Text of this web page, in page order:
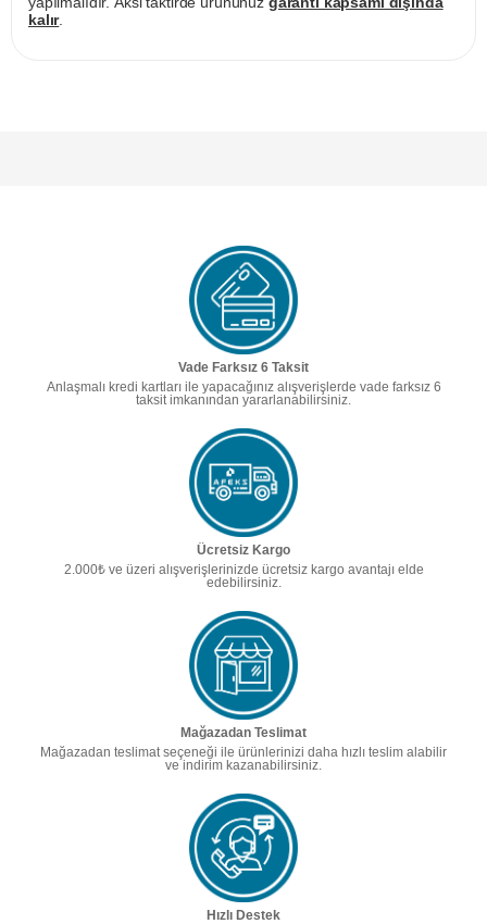
kalır.
Vade Farksız 6 Taksit
Anlaşmalı kredi kartları ile yapacağınız alışverişlerde vade farksız 6
taksit imkanından yararlanabilirsiniz.
Ücretsiz Kargo
2.000₺ ve üzeri alışverişlerinizde ücretsiz kargo avantajı elde
edebilirsiniz.
Mağazadan Teslimat
Mağazadan teslimat seçeneği ile ürünlerinizi daha hızlı teslim alabilir
ve indirim kazanabilirsiniz.
Hızlı Destek